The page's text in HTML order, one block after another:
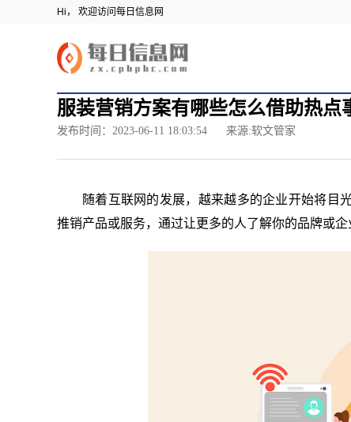
Hi， 欢迎访问每日信息网
服装营销方案有哪些怎么借助热点
发布时间：2023-06-11 18:03:54 来源:软文管家
随着互联网的发展，越来越多的企业开始将目
推销产品或服务，通过让更多的人了解你的品牌或企